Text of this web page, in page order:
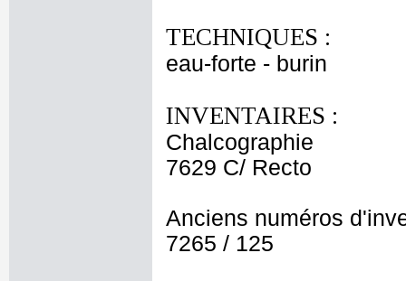
TECHNIQUES :
eau-forte - burin
INVENTAIRES :
Chalcographie
7629 C/ Recto
Anciens numéros
7265 / 125